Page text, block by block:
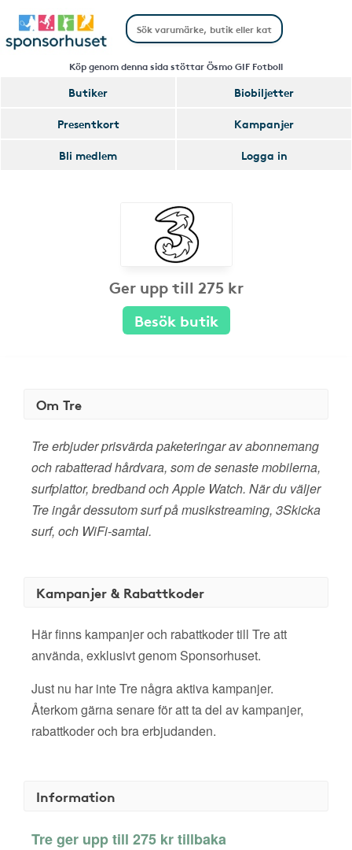
Köp genom denna sida stöttar Ösmo GIF Fotboll
Butiker
Biobiljetter
Presentkort
Kampanjer
Bli medlem
Logga in
Ger upp till 275 kr
Besök butik
Om Tre
Tre erbjuder prisvärda paketeringar av abonnemang
och rabatterad hårdvara, som de senaste mobilerna,
surfplattor, bredband och Apple Watch. När du väljer
Tre ingår dessutom surf på musikstreaming, 3Skicka
surf, och WiFi-samtal.
Kampanjer & Rabattkoder
Här finns kampanjer och rabattkoder till Tre att
använda, exklusivt genom Sponsorhuset.
Just nu har inte Tre några aktiva kampanjer.
Återkom gärna senare för att ta del av kampanjer,
rabattkoder och bra erbjudanden.
Information
Tre ger upp till 275 kr tillbaka